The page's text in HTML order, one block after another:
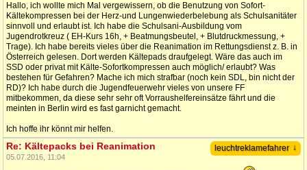
Hallo, ich wollte mich Mal vergewissern, ob die Benutzung von Sofort-
Kältekompressen bei der Herz-und Lungenwiederbelebung als Schulsanitäter
sinnvoll und erlaubt ist. Ich habe die Schulsani-Ausbildung vom
Jugendrotkreuz ( EH-Kurs 16h, + Beatmungsbeutel, + Blutdruckmessung, +
Trage). Ich habe bereits vieles über die Reanimation im Rettungsdienst z. B. in
Österreich gelesen. Dort werden Kältepads draufgelegt. Wäre das auch im
SSD oder privat mit Kälte-Sofortkompressen auch möglich/ erlaubt? Was
bestehen für Gefahren? Mache ich mich strafbar (noch kein SDL, bin nicht der
RD)? Ich habe durch die Jugendfeuerwehr vieles von unsere FF
mitbekommen, da diese sehr sehr oft Vorraushelfereinsätze fährt und die
meinten in Berlin wird es fast garnicht gemacht.
Ich hoffe ihr könnt mir helfen.
leuchtreklamefahrer ↓
Re: Kältepacks bei Reanimation
05.07.2016, 11:04